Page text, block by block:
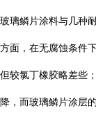
玻璃鳞片涂料与几种
方面，在无腐蚀条件
但较氯丁橡胶略差些
降，而玻璃鳞片涂层